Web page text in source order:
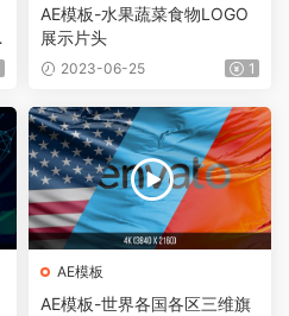
AE模板-水果蔬菜食物LOGO
展示片头
2023-06-25 1
AE模板
AE模板-世界各国各区三维旗